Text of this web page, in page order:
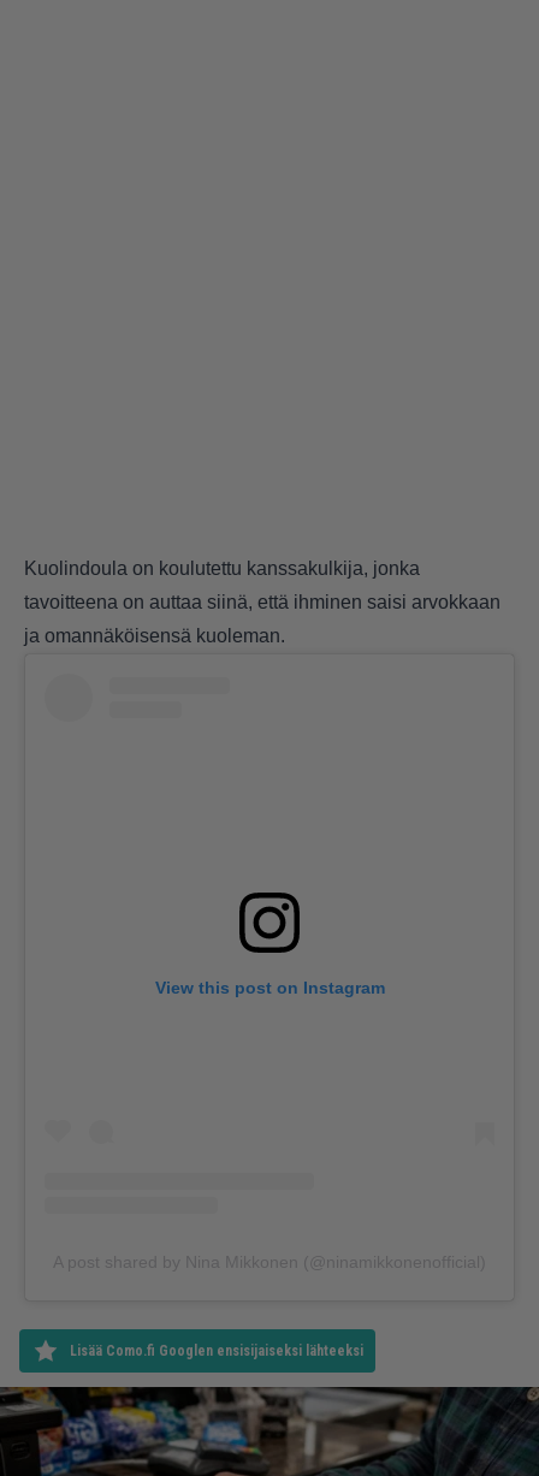
Kuolindoula on koulutettu kanssakulkija, jonka
tavoitteena on auttaa siinä, että ihminen saisi arvokkaan
ja omannäköisensä kuoleman.
View this post on Instagram
A post shared by Nina Mikkonen (@ninamikkonenofficial)
Lisää Como.fi Googlen ensisijaiseksi lähteeksi